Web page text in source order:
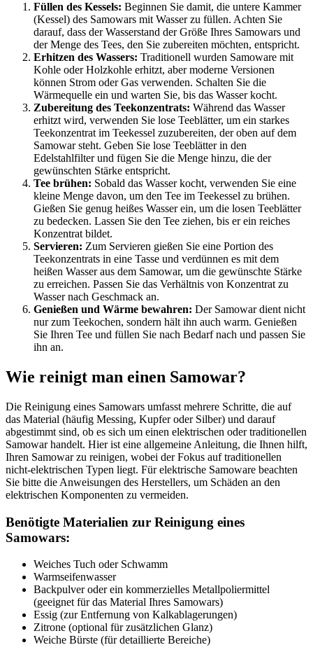
Füllen des Kessels: Beginnen Sie damit, die untere Kammer
(Kessel) des Samowars mit Wasser zu füllen. Achten Sie
darauf, dass der Wasserstand der Größe Ihres Samowars und
der Menge des Tees, den Sie zubereiten möchten, entspricht.
Erhitzen des Wassers: Traditionell wurden Samoware mit
Kohle oder Holzkohle erhitzt, aber moderne Versionen
können Strom oder Gas verwenden. Schalten Sie die
Wärmequelle ein und warten Sie, bis das Wasser kocht.
Zubereitung des Teekonzentrats: Während das Wasser
erhitzt wird, verwenden Sie lose Teeblätter, um ein starkes
Teekonzentrat im Teekessel zuzubereiten, der oben auf dem
Samowar steht. Geben Sie lose Teeblätter in den
Edelstahlfilter und fügen Sie die Menge hinzu, die der
gewünschten Stärke entspricht.
Tee brühen: Sobald das Wasser kocht, verwenden Sie eine
kleine Menge davon, um den Tee im Teekessel zu brühen.
Gießen Sie genug heißes Wasser ein, um die losen Teeblätter
zu bedecken. Lassen Sie den Tee ziehen, bis er ein reiches
Konzentrat bildet.
Servieren: Zum Servieren gießen Sie eine Portion des
Teekonzentrats in eine Tasse und verdünnen es mit dem
heißen Wasser aus dem Samowar, um die gewünschte Stärke
zu erreichen. Passen Sie das Verhältnis von Konzentrat zu
Wasser nach Geschmack an.
Genießen und Wärme bewahren: Der Samowar dient nicht
nur zum Teekochen, sondern hält ihn auch warm. Genießen
Sie Ihren Tee und füllen Sie nach Bedarf nach und passen Sie
ihn an.
Wie reinigt man einen Samowar?
Die Reinigung eines Samowars umfasst mehrere Schritte, die auf
das Material (häufig Messing, Kupfer oder Silber) und darauf
abgestimmt sind, ob es sich um einen elektrischen oder traditionellen
Samowar handelt. Hier ist eine allgemeine Anleitung, die Ihnen hilft,
Ihren Samowar zu reinigen, wobei der Fokus auf traditionellen
nicht-elektrischen Typen liegt. Für elektrische Samoware beachten
Sie bitte die Anweisungen des Herstellers, um Schäden an den
elektrischen Komponenten zu vermeiden.
Benötigte Materialien zur Reinigung eines
Samowars:
Weiches Tuch oder Schwamm
Warmseifenwasser
Backpulver oder ein kommerzielles Metallpoliermittel
(geeignet für das Material Ihres Samowars)
Essig (zur Entfernung von Kalkablagerungen)
Zitrone (optional für zusätzlichen Glanz)
Weiche Bürste (für detaillierte Bereiche)